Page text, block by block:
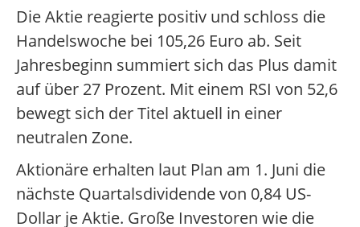
Die Aktie reagierte positiv und schloss die
Handelswoche bei 105,26 Euro ab. Seit
Jahresbeginn summiert sich das Plus damit
auf über 27 Prozent. Mit einem RSI von 52,6
bewegt sich der Titel aktuell in einer
neutralen Zone.
Aktionäre erhalten laut Plan am 1. Juni die
nächste Quartalsdividende von 0,84 US-
Dollar je Aktie. Große Investoren wie die